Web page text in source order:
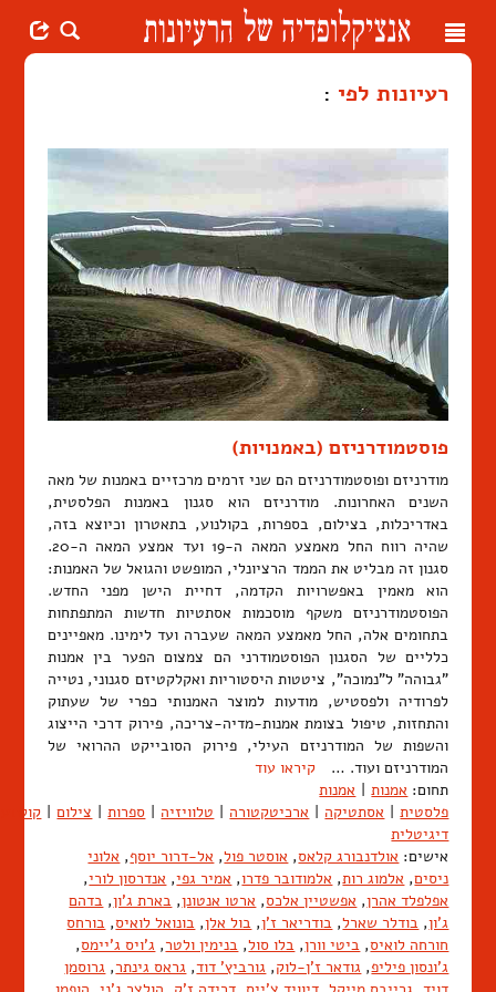
Toggle
רעיונות לפי :
פוסטמודרניזם (באמנויות)
מודרניזם ופוסטמודרניזם הם שני זרמים מרכזיים באמנות של מאה
השנים האחרונות. מודרניזם הוא סגנון באמנות הפלסטית,
באדריכלות, בצילום, בספרות, בקולנוע, בתאטרון וכיוצא בזה,
שהיה רווח החל מאמצע המאה ה-19 ועד אמצע המאה ה-20.
סגנון זה מבליט את הממד הרציונלי, המופשט והגואל של האמנות:
הוא מאמין באפשרויות הקדמה, דחיית הישן מפני החדש.
הפוסטמודרניזם משקף מוסכמות אסתטיות חדשות המתפתחות
בתחומים אלה, החל מאמצע המאה שעברה ועד לימינו. מאפיינים
כלליים של הסגנון הפוסטמודרני הם צמצום הפער בין אמנות
"גבוהה" ל"נמוכה", ציטטות היסטוריות ואקלקטיזם סגנוני, נטייה
לפרודיה ולפסטיש, מודעות למוצר האמנותי כפרי של שעתוק
והתחזות, טיפול בצומת אמנות-מדיה-צריכה, פירוק דרכי הייצוג
והשפות של המודרניזם העילי, פירוק הסובייקט ההרואי של
המודרניזם ועוד. … קיראו עוד
תחום: אמנות | אמנות
פלסטית | אסתטיקה | ארכיטקטורה | טלוויזיה | ספרות | צילום | קולנוע
דיגיטלית
אישים: אולדנבורג קלאס, אוסטר פול, אל-דרור יוסף, אלוני
ניסים, אלמוג רות, אלמודובר פדרו, אמיר גפי, אנדרסון לורי,
אפלפלד אהרן, אפשטיין אלכס, ארטו אנטונן, בארת ג'ון, בדהם
ג'ון, בודלר שארל, בודריאר ז'ן, בול אלן, בונואל לואיס, בורחס
חורחה לואיס, ביטי וורן, בלו סול, בנימין ולטר, ג'ויס ג'יימס,
ג'ונסון פיליפ, גודאר ז'ן-לוק, גורביץ' דוד, גראס גינתר, גרוסמן